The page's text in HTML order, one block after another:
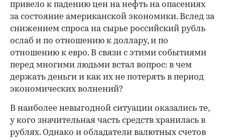
привело к падению цен на нефть на опасениях
за состояние американской экономики. Вслед за
снижением спроса на сырье российский рубль
ослаб и по отношению к доллару, и по
отношению к евро. В связи с этими событиями
перед многими людьми встал вопрос: в чем
держать деньги и как их не потерять в период
экономических волнений?
В наиболее невыгодной ситуации оказались те,
у кого значительная часть средств хранилась в
рублях. Однако и обладатели валютных счетов